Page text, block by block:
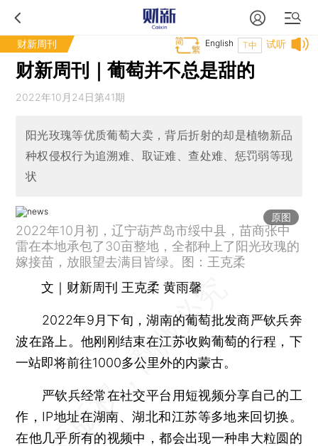
财新周刊 试听
T中
English
财新周刊｜葡萄并不总是甜的
2022年10月24日第41期
阳光玫瑰等优质葡萄大卖，背后折射的却是植物新品
种权侵权行为追溯难、取证难、查处难、惩罚弱等现
状
原图
2022年10月初，辽宁葫芦岛市绥中县，苗商张中
雷在本地承包了30亩整地，全都种上了阳光玫瑰的
嫁接苗，放眼望去满目皆绿。图：王克柔
文｜财新周刊 王克柔 黄雨馨
2022年9月下旬，湖南的葡萄批发商严钦兵奔
波在路上。他刚刚结束在江苏收购葡萄的行程，下
一站即将前往1000多公里外的内蒙古。
严钦兵经常在社交平台用短视频分享自己的工
作，IP地址在湖南、湖北和江苏等多地来回切换。
在他几乎所有的视频中，都会出现一种串大粒圆的